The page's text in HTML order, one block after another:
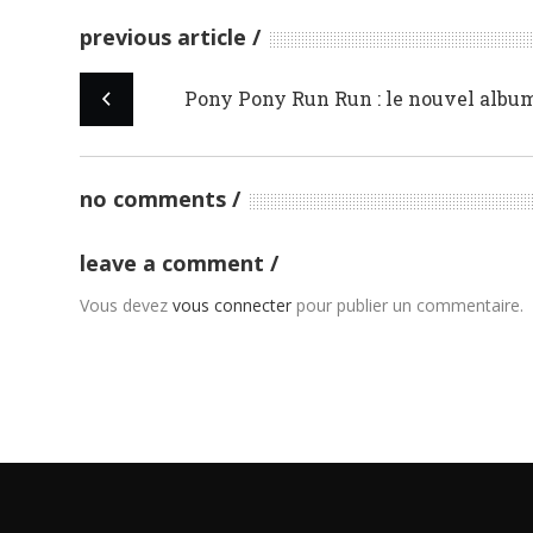
previous article
Pony Pony Run Run : le nouvel
no comments
leave a comment
Vous devezvous connecter pour publier un commentaire.